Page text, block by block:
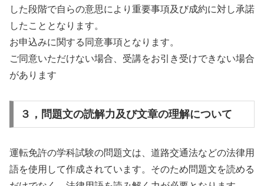
した段階で自らの意思により重要事項及び成約に対し承諾
したこととなります。
お申込みに関する同意事項となります。
ご同意いただけない場合、受講をお引き受けできない場合
があります
３，問題文の読解力及び文章の理解について
運転免許の学科試験の問題文は、道路交通法などの法律用
語を使用して作成されています。そのため問題文を読める